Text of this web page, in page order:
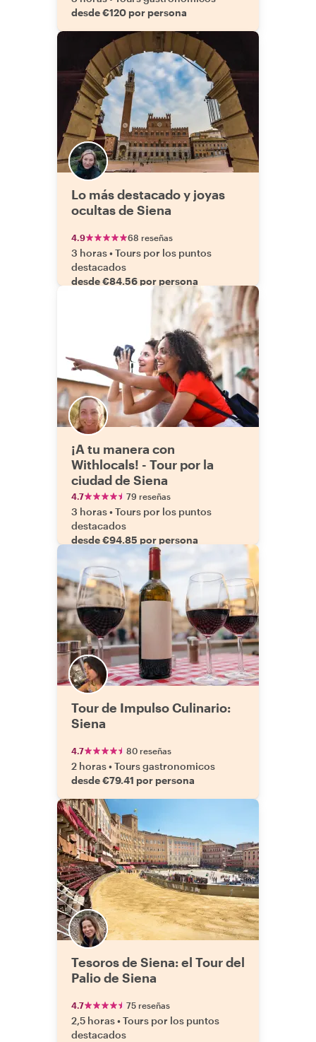
desde €120 por persona
Lo más destacado y joyas
ocultas de Siena
4.9 68 reseñas
3 horas•Tours por los puntos
destacados
desde €84.56 por persona
¡A tu manera con
Withlocals! - Tour por la
ciudad de Siena
4.7 79 reseñas
3 horas•Tours por los puntos
destacados
desde €94.85 por persona
Tour de Impulso Culinario:
Siena
4.7 80 reseñas
2 horas•Tours gastronomicos
desde €79.41 por persona
Tesoros de Siena: el Tour del
Palio de Siena
4.7 75 reseñas
2,5 horas•Tours por los puntos
destacados